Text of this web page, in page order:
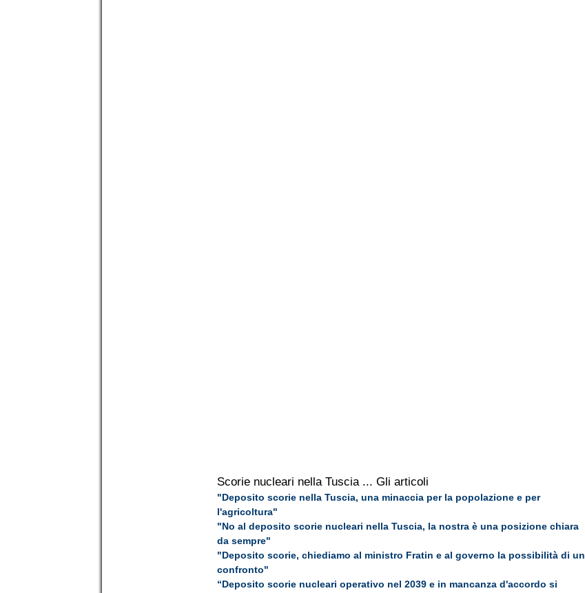
Scorie nucleari nella Tuscia ... Gli articoli
"Deposito scorie nella Tuscia, una minaccia per la popolazione e per
l'agricoltura"
"No al deposito scorie nucleari nella Tuscia, la nostra è una posizione chiara
da sempre"
"Deposito scorie, chiediamo al ministro Fratin e al governo la possibilità di un
confronto"
“Deposito scorie nucleari operativo nel 2039 e in mancanza d'accordo si